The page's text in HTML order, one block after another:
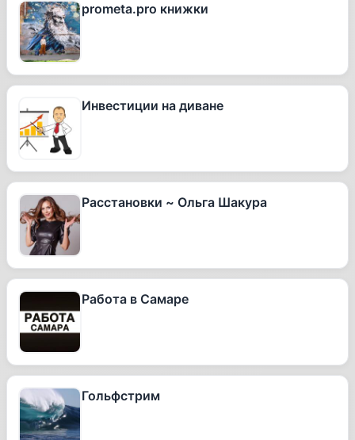
prometa.pro книжки
Инвестиции на диване
Расстановки ~ Ольга Шакура
Работа в Самаре
Гольфстрим